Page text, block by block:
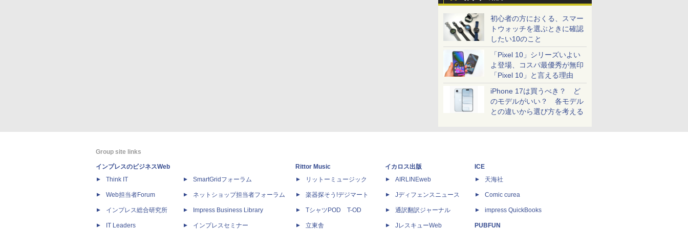
初心者の方におくる、スマー
トウォッチを選ぶときに確認
したい10のこと
「Pixel 10」シリーズいよい
よ登場、コスパ最優秀が無印
「Pixel 10」と言える理由
iPhone 17は買うべき？ ど
のモデルがいい？ 各モデル
との違いから選び方を考える
Group site links
インプレスのビジネスWeb
Think IT
Web担当者Forum
インプレス総合研究所
IT Leaders
SmartGridフォーラム
ネットショップ担当者フォーラム
Impress Business Library
インプレスセミナー
Rittor Music
リットーミュージック
楽器探そう!デジマート
TシャツPOD T-OD
立東舎
イカロス出版
AIRLINEweb
Jディフェンスニュース
通訳翻訳ジャーナル
JレスキューWeb
ICE
天海社
Comic curea
impress QuickBooks
PUBFUN